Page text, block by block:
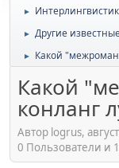
►
► Другие
► Какой
Какой
конланг
Автор logrus,
0 Пользователи и